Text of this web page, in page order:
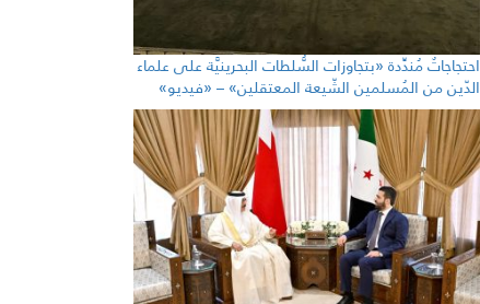
احتجاجاتٌ مُندِّدة «بتجاوزات السُّلطات البحرينيَّة على علماء
الدّين من المُسلمين الشّيعة المعتقلين» – «فيديو»